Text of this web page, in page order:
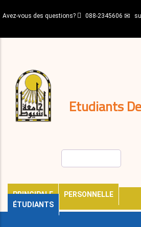
au
principal
Avez-vous des questions? 088-2345606
Etudiants
PRINCIPALE
PERSONNELLE
ÉTUDIANTS
décisions
Expatriés
Journal